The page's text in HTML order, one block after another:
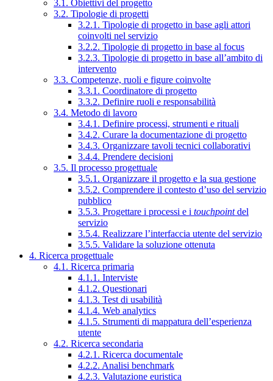
3.1. Obiettivi del progetto
3.2. Tipologie di progetti
3.2.1. Tipologie di progetto in base agli attori
coinvolti nel servizio
3.2.2. Tipologie di progetto in base al focus
3.2.3. Tipologie di progetto in base all’ambito di
intervento
3.3. Competenze, ruoli e figure coinvolte
3.3.1. Coordinatore di progetto
3.3.2. Definire ruoli e responsabilità
3.4. Metodo di lavoro
3.4.1. Definire processi, strumenti e rituali
3.4.2. Curare la documentazione di progetto
3.4.3. Organizzare tavoli tecnici collaborativi
3.4.4. Prendere decisioni
3.5. Il processo progettuale
3.5.1. Organizzare il progetto e la sua gestione
3.5.2. Comprendere il contesto d’uso del servizio
pubblico
3.5.3. Progettare i processi e i touchpointdel
servizio
3.5.4. Realizzare l’interfaccia utente del servizio
3.5.5. Validare la soluzione ottenuta
4. Ricerca progettuale
4.1. Ricerca primaria
4.1.1. Interviste
4.1.2. Questionari
4.1.3. Test di usabilità
4.1.4. Web analytics
4.1.5. Strumenti di mappatura dell’esperienza
utente
4.2. Ricerca secondaria
4.2.1. Ricerca documentale
4.2.2. Analisi benchmark
4.2.3. Valutazione euristica